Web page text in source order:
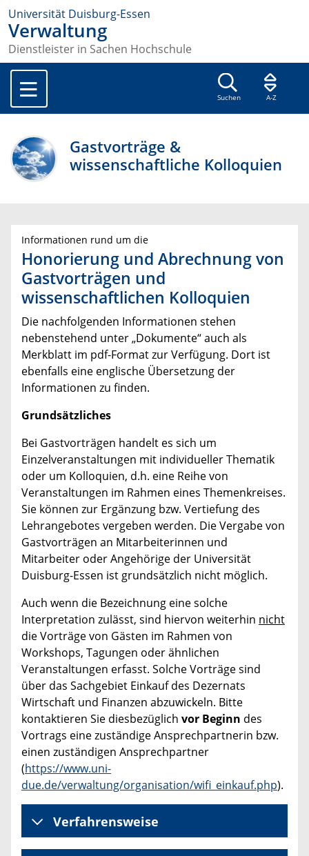
Universität Duisburg-Essen
Verwaltung
Dienstleister in Sachen Hochschule
Suchen A-Z
Gastvorträge &
wissenschaftliche Kolloquien
Informationen rund um die
Honorierung und Abrechnung von
Gastvorträgen und
wissenschaftlichen Kolloquien
Die nachfolgenden Informationen stehen
nebenstehend unter „Dokumente“ auch als
Merkblatt im pdf-Format zur Verfügung. Dort ist
ebenfalls eine englische Übersetzung der
Informationen zu finden.
Grundsätzliches
Bei Gastvorträgen handelt es sich um
Einzelveranstaltungen mit individueller Thematik
oder um Kolloquien, d.h. eine Reihe von
Veranstaltungen im Rahmen eines Themenkreises.
Sie können zur Ergänzung bzw. Vertiefung des
Lehrangebotes vergeben werden. Die Vergabe von
Gastvorträgen an Mitarbeiterinnen und
Mitarbeiter oder Angehörige der Universität
Duisburg-Essen ist grundsätzlich nicht möglich.
Auch wenn die Bezeichnung eine solche
Interpretation zulässt, sind hiervon weiterhin nicht
die Vorträge von Gästen im Rahmen von
Workshops, Tagungen oder ähnlichen
Veranstaltungen erfasst. Solche Vorträge sind
über das Sachgebiet Einkauf des Dezernats
Wirtschaft und Finanzen abzuwickeln. Bitte
kontaktieren Sie diesbezüglich vor Beginn des
Vortrags eine zuständige Ansprechpartnerin bzw.
einen zuständigen Ansprechpartner
(https://www.uni-
due.de/verwaltung/organisation/wifi_einkauf.php).
Verfahrensweise